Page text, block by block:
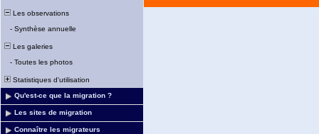
Les observations
- Synthèse annuelle
Les galeries
- Toutes les photos
Statistiques d'utilisation
Qu'est-ce que la migration ?
Les sites de migration
Connaître les migrateurs